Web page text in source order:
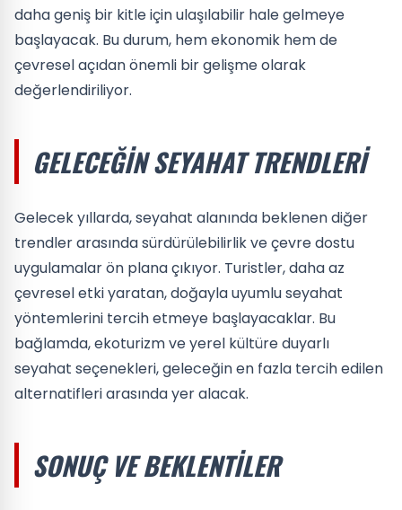
daha geniş bir kitle için ulaşılabilir hale gelmeye
başlayacak. Bu durum, hem ekonomik hem de
çevresel açıdan önemli bir gelişme olarak
değerlendiriliyor.
GELECEĞIN SEYAHAT TRENDLERI
Gelecek yıllarda, seyahat alanında beklenen diğer
trendler arasında sürdürülebilirlik ve çevre dostu
uygulamalar ön plana çıkıyor. Turistler, daha az
çevresel etki yaratan, doğayla uyumlu seyahat
yöntemlerini tercih etmeye başlayacaklar. Bu
bağlamda, ekoturizm ve yerel kültüre duyarlı
seyahat seçenekleri, geleceğin en fazla tercih edilen
alternatifleri arasında yer alacak.
SONUÇ VE BEKLENTILER